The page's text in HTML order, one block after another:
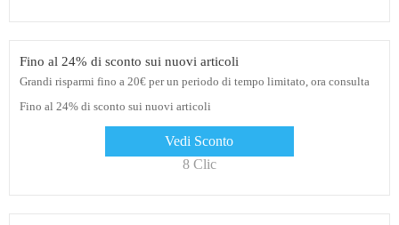
Fino al 24% di sconto sui nuovi articoli
Grandi risparmi fino a 20€ per un periodo di tempo limitato, ora consulta
Fino al 24% di sconto sui nuovi articoli
Vedi Sconto
8 Clic